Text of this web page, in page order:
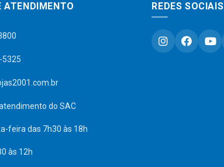
ATENDIMENTO
5325
do SAC
feira das 7h30 às 18h
às 12h
REDES SOCIAIS